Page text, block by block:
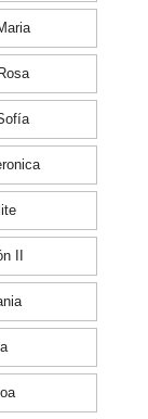
II